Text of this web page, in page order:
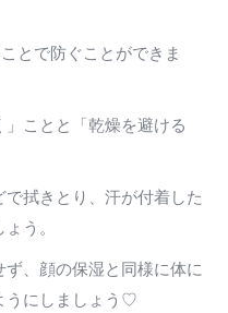
とで防ぐことができま
ことと「乾燥を避ける
拭きとり、汗が付着した
う。
、顔の保湿と同様に体に
うにしましょう♡